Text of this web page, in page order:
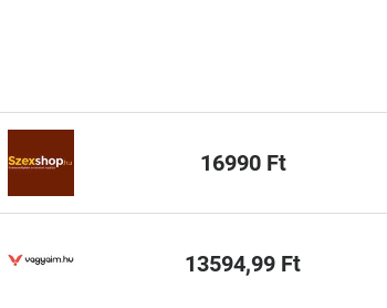
16990 Ft
13594,99 Ft